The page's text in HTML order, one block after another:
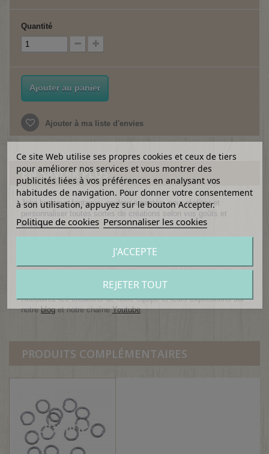
Quantité
Ajouter au panier
Ajouter à ma liste d'envies
EN SAVOIR PLUS
Jolie breloque fantaisie, couleur argentée, pour réaliser et
personnaliser toutes sortes de créations selon vos goûts et
envies !
Quantité : vendue à l'unité.
Retrouvez les créations de notre équipe et leurs explications sur
notrebloget notre chaîneYoutube.
PRODUITS COMPLÉMENTAIRES
Ce site Web utilise ses propres cookies et ceux de tiers
pour améliorer nos services et vous montrer des
publicités liées à vos préférences en analysant vos
habitudes de navigation. Pour donner votre consentement
à son utilisation, appuyez sur le bouton Accepter.
Politique de cookies Personnaliser les cookies
REJETER TOUT
J'ACCEPTE